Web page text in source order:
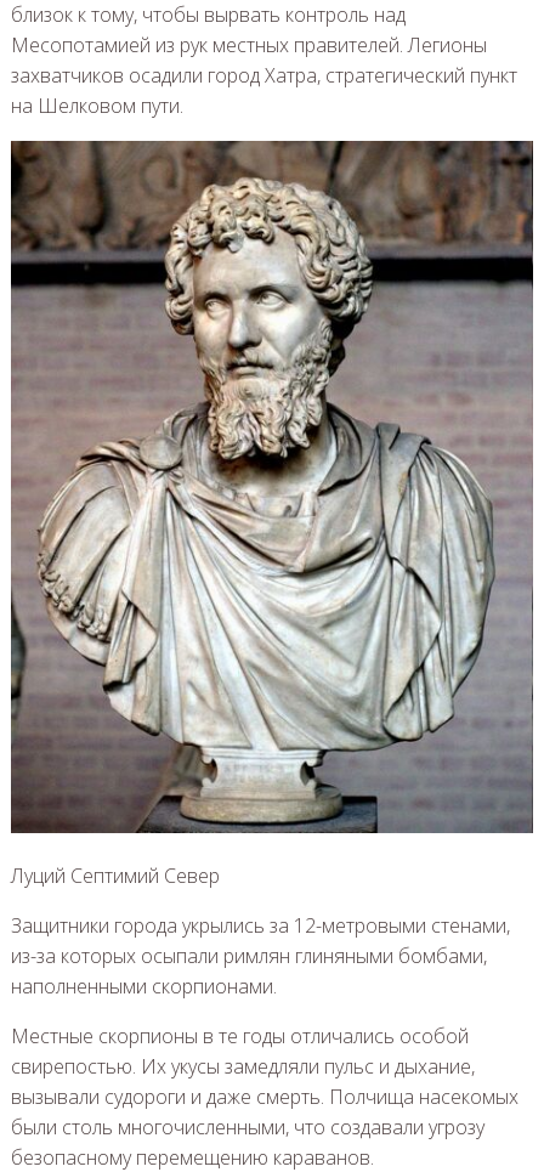
близок к тому, чтобы вырвать контроль над
Месопотамией из рук местных правителей. Легионы
захватчиков осадили город Хатра, стратегический пункт
на Шелковом пути.
Луций Септимий Север
Защитники города укрылись за 12-метровыми стенами,
из-за которых осыпали римлян глиняными бомбами,
наполненными скорпионами.
Местные скорпионы в те годы отличались особой
свирепостью. Их укусы замедляли пульс и дыхание,
вызывали судороги и даже смерть. Полчища насекомых
были столь многочисленными, что создавали угрозу
безопасному перемещению караванов.